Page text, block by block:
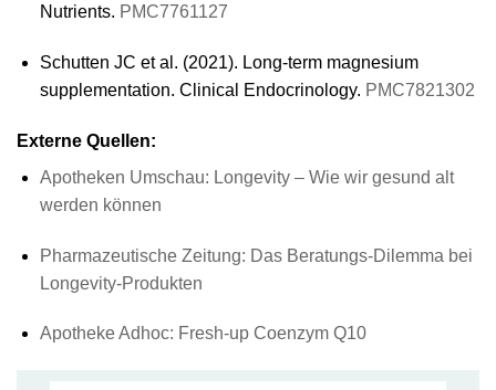
Nutrients. PMC7761127
Schutten JC et al. (2021). Long-term magnesium
supplementation. Clinical Endocrinology. PMC7821302
Externe Quellen:
Apotheken Umschau: Longevity – Wie wir gesund alt
werden können
Pharmazeutische Zeitung: Das Beratungs-Dilemma bei
Longevity-Produkten
Apotheke Adhoc: Fresh-up Coenzym Q10